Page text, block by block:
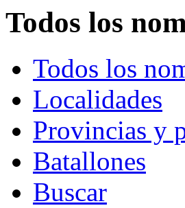
Todos los
Todos los
Localidades
Provincias y
Batallones
Buscar